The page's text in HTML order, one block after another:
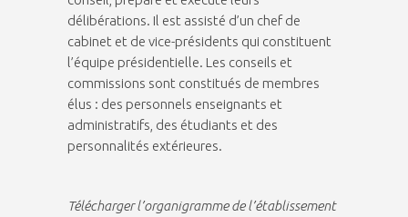
délibérations. Il est assisté d’un chef de
cabinet et de vice-présidents qui constituent
l’équipe présidentielle. Les conseils et
commissions sont constitués de membres
élus : des personnels enseignants et
administratifs, des étudiants et des
personnalités extérieures.
Télécharger l’organigramme de l’établissement